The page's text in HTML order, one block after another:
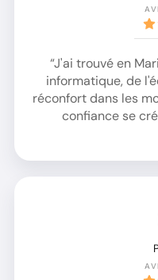
“J'ai trouvé en
informatique, de
réconfort dans les
confiance se